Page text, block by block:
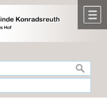
springen.
suchen